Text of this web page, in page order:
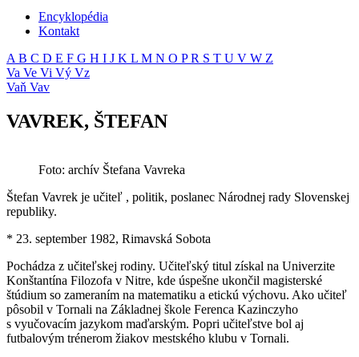
Encyklopédia
Kontakt
A B C D E F G H I J K L M N O PR S T U V W Z
Va Ve Vi Vý Vz
Vaň Vav
VAVREK, ŠTEFAN
Foto: archív Štefana Vavreka
Štefan Vavrek je učiteľ , politik, poslanec Národnej rady Slovenskej
republiky.
* 23. september 1982, Rimavská Sobota
Pochádza z učiteľskej rodiny. Učiteľský titul získal na Univerzite
Konštantína Filozofa v Nitre, kde úspešne ukončil magisterské
štúdium so zameraním na matematiku a etickú výchovu. Ako učiteľ
pôsobil v Tornali na Základnej škole Ferenca Kazinczyho
s vyučovacím jazykom maďarským. Popri učiteľstve bol aj
futbalovým trénerom žiakov mestského klubu v Tornali.